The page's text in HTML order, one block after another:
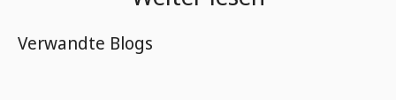
Verwandte Blogs